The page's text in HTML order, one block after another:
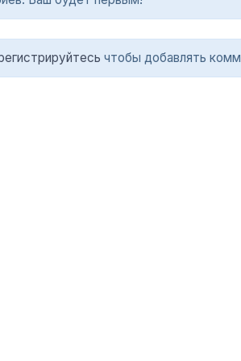
чтобы добавлять